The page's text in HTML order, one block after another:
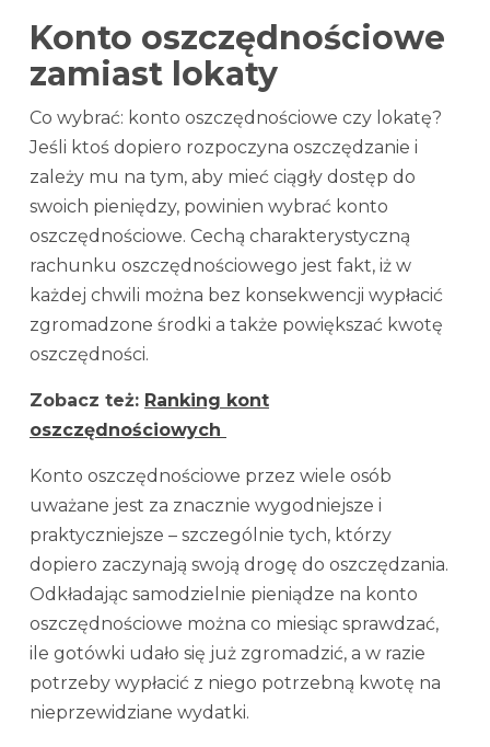
Konto oszczędnościowe
zamiast lokaty
Co wybrać: konto oszczędnościowe czy lokatę?
Jeśli ktoś dopiero rozpoczyna oszczędzanie i
zależy mu na tym, aby mieć ciągły dostęp do
swoich pieniędzy, powinien wybrać konto
oszczędnościowe. Cechą charakterystyczną
rachunku oszczędnościowego jest fakt, iż w
każdej chwili można bez konsekwencji wypłacić
zgromadzone środki a także powiększać kwotę
oszczędności.
Zobacz też: Ranking kont
oszczędnościowych
Konto oszczędnościowe przez wiele osób
uważane jest za znacznie wygodniejsze i
praktyczniejsze – szczególnie tych, którzy
dopiero zaczynają swoją drogę do oszczędzania.
Odkładając samodzielnie pieniądze na konto
oszczędnościowe można co miesiąc sprawdzać,
ile gotówki udało się już zgromadzić, a w razie
potrzeby wypłacić z niego potrzebną kwotę na
nieprzewidziane wydatki.